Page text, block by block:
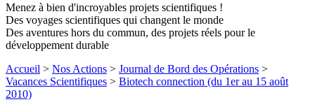
Menez à bien d'incroyables projets scientifiques !
Des voyages scientifiques qui changent le monde
Des aventures hors du commun, des projets réels pour le
développement durable
Accueil > Nos Actions > Journal de Bord des Opérations >
Vacances Scientifiques > Biotech connection (du 1er au 15 août
2010)